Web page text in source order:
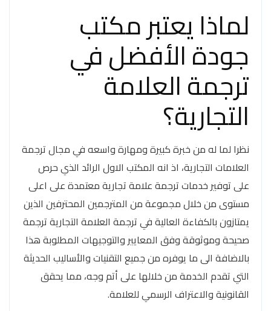
لماذا يعتبر مكتب
جودة الأفضل في
ترجمة العلامة
التجارية؟
نظرا لما له من خبرة كبيرة ومهارة واسعه في مجال ترجمة
العلامات التجارية، اذ انه المكتب الاول الرائد الذي حرص
على توفير خدمات ترجمة علامة تجارية معتمدة على اعلى
مستوى من خلال مجموعة من المترجمين المحترفين الذين
يمتازون بالكفاءة العالية في ترجمة العلامة التجارية ترجمة
صحيحة وموثوقة وفق المعايير والتوجيهات المطلوبة هذا
بالاضافة الى ما يوفره من جميع التقنيات والأساليب الحديثة
التي تقدم الخدمة من خلالها على أتم وجه، مما يحقق
القانونية والاعتراف الرسمي للعلامة.